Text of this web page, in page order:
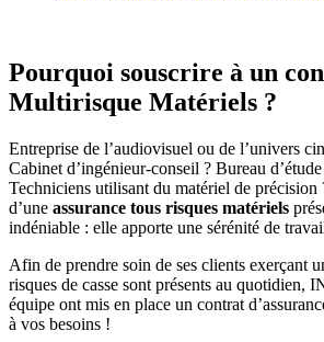
Pourquoi souscrire à un
Multirisque Matériels ?
Entreprise de l’audiovisuel ou de l’univers
Cabinet d’ingénieur-conseil ? Bureau
Techniciens utilisant du matériel de précision
d’une assurance tous risques matériels
indéniable : elle apporte une sérénité de
Afin de prendre soin de ses clients exerçant
risques de casse sont présents au quotidien,
équipe ont mis en place un contrat
à vos besoins !